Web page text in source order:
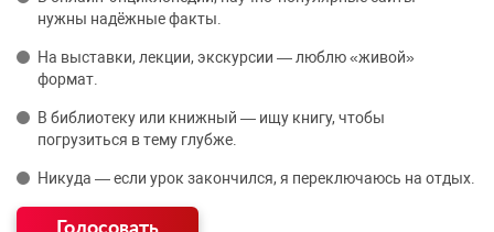
нужны надёжные факты.
На выставки, лекции, экскурсии — люблю «живой»
формат.
В библиотеку или книжный — ищу книгу, чтобы
погрузиться в тему глубже.
Никуда — если урок закончился, я переключаюсь на отдых.